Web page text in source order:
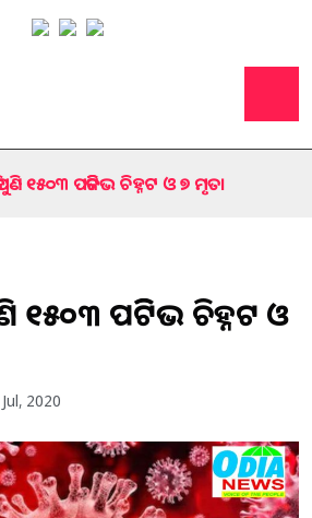
ପୁଣି ୧୫୦୩ ପଜିଟିଭ ଚିହ୍ନଟ ଓ ୭ ମୃତ।
୧୫୦୩ ପଜିଟିଭ ଚିହ୍ନଟ ଓ
2020